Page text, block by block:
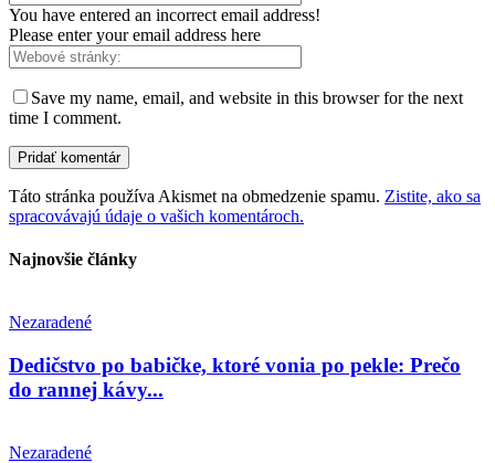
You have entered an incorrect email address!
Please enter your email address here
Save my name, email, and website in this browser for the next
time I comment.
Táto stránka používa Akismet na obmedzenie spamu. Zistite, ako sa
spracovávajú údaje o vašich komentároch.
Najnovšie články
Nezaradené
Dedičstvo po babičke, ktoré vonia po pekle: Prečo
do rannej kávy...
Nezaradené